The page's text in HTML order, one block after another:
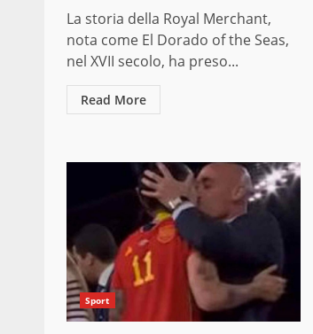
La storia della Royal Merchant,
nota come El Dorado of the Seas,
nel XVII secolo, ha preso...
Read More
Sport